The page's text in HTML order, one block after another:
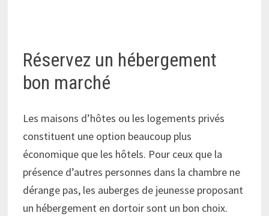
Réservez un hébergement
bon marché
Les maisons d’hôtes ou les logements privés
constituent une option beaucoup plus
économique que les hôtels. Pour ceux que la
présence d’autres personnes dans la chambre ne
dérange pas, les auberges de jeunesse proposant
un hébergement en dortoir sont un bon choix.